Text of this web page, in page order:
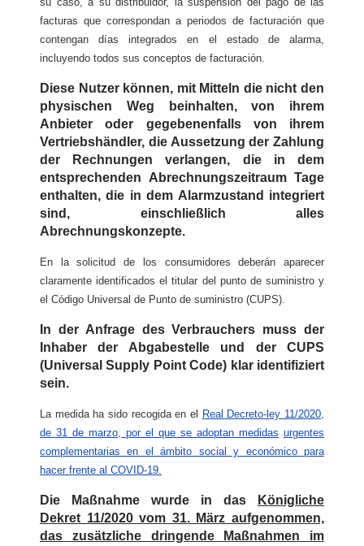
facturas que correspondan a periodos de facturación que
contengan días integrados en el estado de alarma,
incluyendo todos sus conceptos de facturación.
Diese Nutzer können, mit Mitteln die nicht den
physischen Weg beinhalten, von ihrem
Anbieter oder gegebenenfalls von ihrem
Vertriebshändler, die Aussetzung der Zahlung
der Rechnungen verlangen, die in dem
entsprechenden Abrechnungszeitraum Tage
enthalten, die in dem Alarmzustand integriert
sind, einschließlich alles
Abrechnungskonzepte.
En la solicitud de los consumidores deberán aparecer
claramente identificados el titular del punto de suministro y
el Código Universal de Punto de suministro (CUPS).
In der Anfrage des Verbrauchers muss der
Inhaber der Abgabestelle und der CUPS
(Universal Supply Point Code) klar identifiziert
sein.
La medida ha sido recogida en el
Real Decreto-ley 11/2020,
de 31 de marzo, por el que se adoptan medidas urgentes
complementarias en el ámbito social y económico para
hacer frente al COVID-19.
Die Maßnahme wurde in das
Königliche
Dekret 11/2020 vom 31. März aufgenommen,
das zusätzliche dringende Maßnahmen im